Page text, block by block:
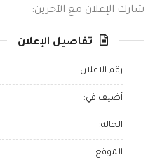
شارك الإعلان مع الآخرين:
تفاصيل الإعلان
رقم الاعلان:
أضيف في:
الحالة:
الموقع: